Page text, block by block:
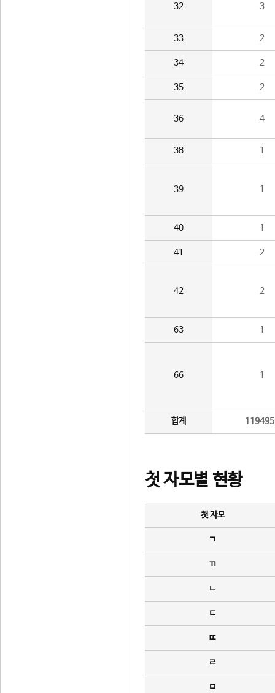
32 3
33 2
34 2
35 2
36 4
38 1
39 1
40 1
41 2
42 2
63 1
66 1
합계
첫 자모별 현황
첫 자모
ㄱ
ㄲ
ㄴ
ㄷ
ㄸ
ㄹ
ㅁ